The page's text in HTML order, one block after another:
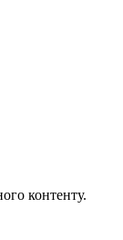
контенту.